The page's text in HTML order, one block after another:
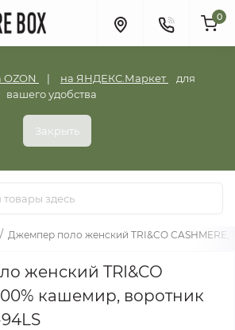
| на ЯНДЕКС.Маркет
для
вашего удобства
Закрыть
0
Джемпер поло женский TRI&CO CASHMERE,
женский TRI&CO
кашемир, воротник
94LS